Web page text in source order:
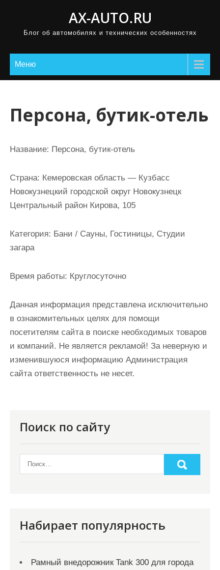
AX-AUTO.RU
Блог об автомобилях и технических особенностях
Меню
Персона, бутик-отель
Название: Персона, бутик-отель
Страна: Кемеровская область — Кузбасс
Новокузнецкий городской округ Новокузнецк
Центральный район Кирова, 105
Категория: Бани / Сауны, Гостиницы, Студии
загара
Время работы: Круглосуточно
Данная информация представлена исключительно
в ознакомительных целях для помощи
посетителям сайта в поиске необходимых товаров
и компаний. Не является рекламой! За неверную и
изменившуюся информацию Администрация
сайта ответственность не несет.
Поиск по сайту
Набирает популярность
Рамный внедорожник Tank 300 для города